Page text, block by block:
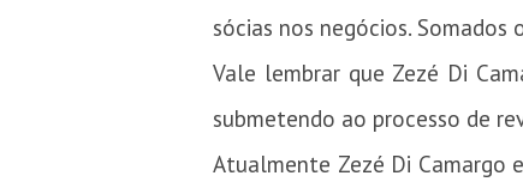
sócias nos negócios.
Vale lembrar que Zezé Di
submetendo ao processo de
Atualmente Zezé Di Camargo